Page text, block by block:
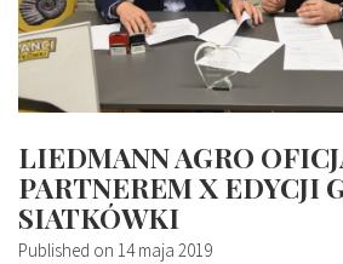
LIEDMANN AGRO
PARTNEREM X EDYCJI
SIATKÓWKI
Published on 14 maja 2019